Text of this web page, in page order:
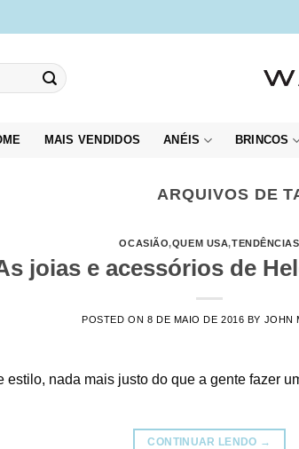
MAIS VENDIDOS ANÉIS BRINCOS
ARQUIVOS DE
OCASIÃO,QUEM USA,TENDÊNCIAS
joias e acessórios de
POSTED ON 8 DE MAIO DE 2016 BY JOHN
estilo, nada mais justo do que a gente fazer
CONTINUAR LENDO →